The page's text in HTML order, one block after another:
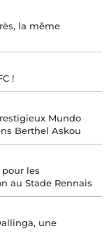
la même
!
Mundo
Berthel Askou
les
au Stade Rennais
une